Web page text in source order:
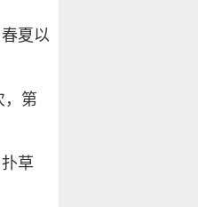
夏以
，第
草